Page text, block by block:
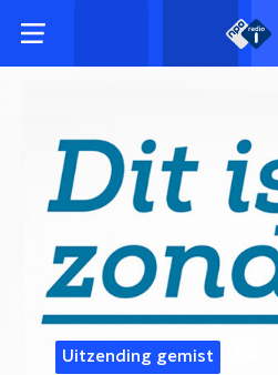
Uitzending gemist